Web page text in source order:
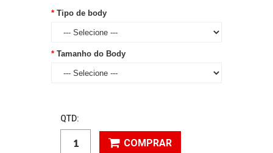
Tipo de body
Tamanho do Body
QTD:
COMPRAR